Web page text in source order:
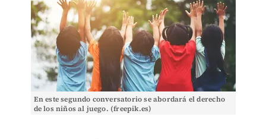
En este segundo conversatorio se abordará el derecho
de los niños al juego. (freepik.es)